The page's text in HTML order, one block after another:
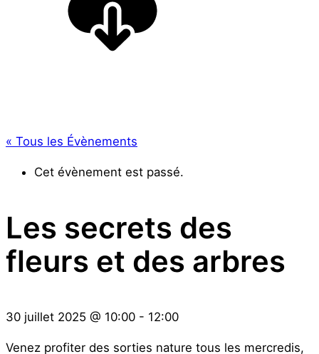
« Tous les Évènements
Cet évènement est passé.
Les secrets des
fleurs et des arbres
30 juillet 2025 @ 10:00 - 12:00
Venez profiter des sorties nature tous les mercredis,